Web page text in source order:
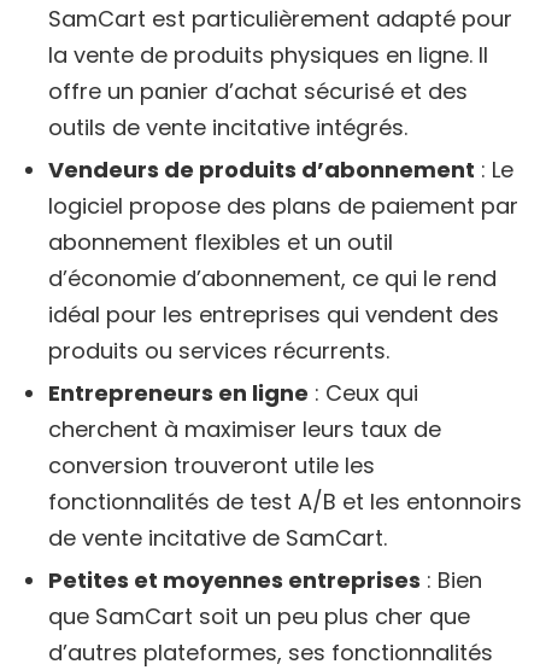
SamCart est particulièrement adapté pour
la vente de produits physiques en ligne. Il
offre un panier d’achat sécurisé et des
outils de vente incitative intégrés.
Vendeurs de produits d’abonnement : Le
logiciel propose des plans de paiement par
abonnement flexibles et un outil
d’économie d’abonnement, ce qui le rend
idéal pour les entreprises qui vendent des
produits ou services récurrents.
Entrepreneurs en ligne : Ceux qui
cherchent à maximiser leurs taux de
conversion trouveront utile les
fonctionnalités de test A/B et les entonnoirs
de vente incitative de SamCart.
Petites et moyennes entreprises : Bien
que SamCart soit un peu plus cher que
d’autres plateformes, ses fonctionnalités